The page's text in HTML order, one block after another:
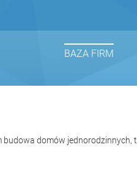
BAZA FIRM
domów jednorodzinnych,